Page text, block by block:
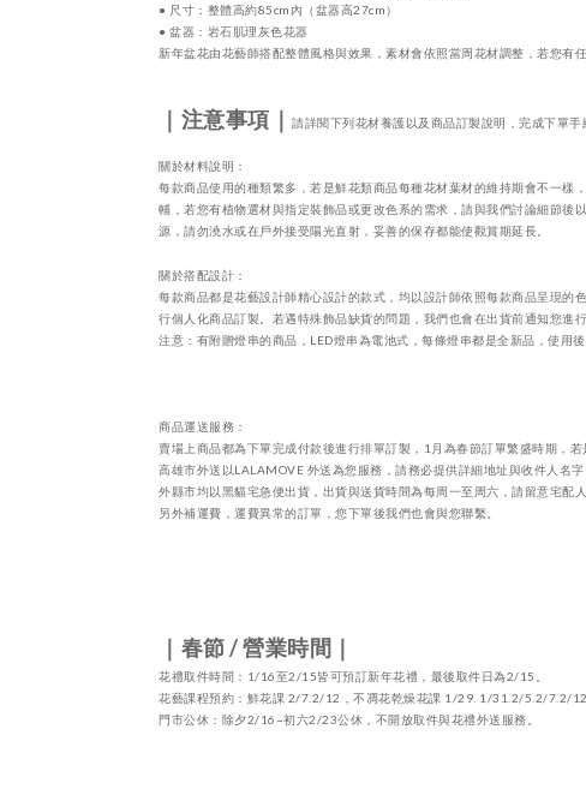
● 尺寸：整體高約85cm 內（盆器高27cm）
● 盆器：岩石肌理灰色花器
新年盆花由花藝師搭配整體風格與效果，素材會依照當周花材調整，若您有
｜注意事項｜ 請詳閱下列花材養護以及商品訂製說明，完成下單手
關於材料說明：
每款商品使用的種類繁多，若是鮮花類商品每種花材葉材的維持期會不一
輔，若您有植物選材與指定裝飾品或更改色系的需求，請與我們討論細節後
源，請勿澆水或在戶外接受陽光直射，妥善的保存都能使觀賞期延長。
關於搭配設計：
每款商品都是花藝設計師精心設計的款式，均以設計師依照每款商品呈現的
行個人化商品訂製。若遇特殊飾品缺貨的問題，我們也會在出貨前通知您進行
注意：有附贈燈串的商品， LED燈串為電池式，每條燈串都是全新品，使用
商品運送服務：
賣場上商品都為下單完成付款後進行排單訂製，
1 月為春節訂單繁盛時期，
高雄市外送以LALAMOVE 外送為您服務，請務必提供詳細地址與收件人名
外縣市均以黑貓宅急便出貨，出貨與送貨時間為每周一至周六，請留意宅
另外補運費，運費異常的訂單，您下單後我們也會與您聯繫。
｜春節/營業時間｜
花禮取件時間： 1/16至2/15皆可預訂新年花禮，最後取件日為2/15
花藝課程預約：鮮花課 2/7.2/12 ，不凋花乾燥花課 1/29. 1/31.2/5.2/7.2/12
門市公休：除夕2/16~初六2/23公休，不開放取件與花禮外送服務。